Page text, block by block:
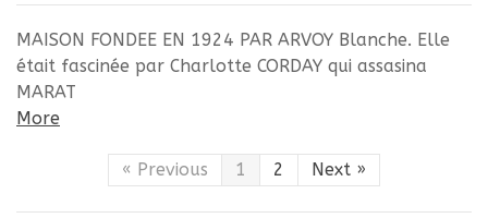
MAISON FONDEE EN 1924 PAR ARVOY Blanche. Elle
était fascinée par Charlotte CORDAY qui assasina
MARAT
More
« Previous 1 2 Next »